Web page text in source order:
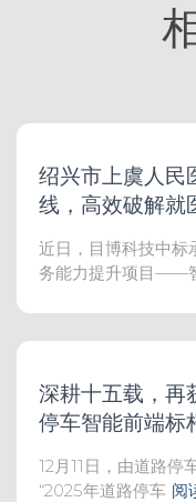
绍兴市上虞人民
线，高效破解就
近日，目博科技中标
务能力提升项目——
深耕十五载，再
停车智能前端标
12月11日，由道路停
“2025年道路停车 阅